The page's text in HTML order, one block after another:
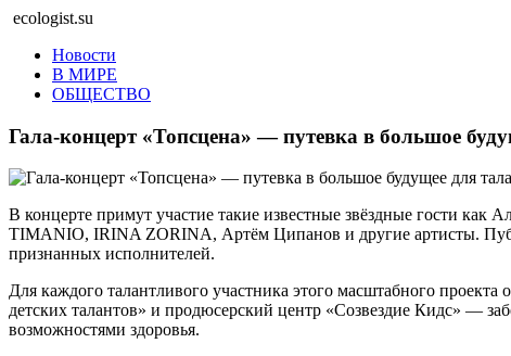
ecologist.su
Новости
В МИРЕ
ОБЩЕСТВО
Гала-концерт «Топсцена» — путевка в большое
В концерте примут участие такие известные звёздные гости
TIMANIO, IRINA ZORINA, Артём Ципанов и другие артисты.
признанных исполнителей.
Для каждого талантливого участника этого масштабного
детских талантов» и продюсерский центр «Созвездие Кидс» —
возможностями здоровья.